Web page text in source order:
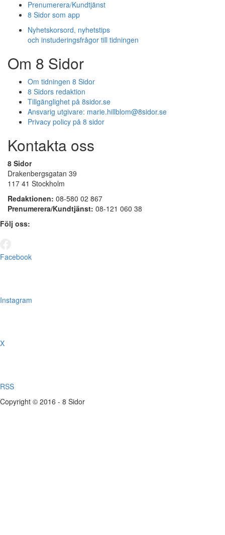
Prenumerera/Kundtjänst
8 Sidor som app
Nyhetskorsord, nyhetstips
och instuderingsfrågor till tidningen
Om 8 Sidor
Om tidningen 8 Sidor
8 Sidors redaktion
Tillgänglighet på 8sidor.se
Ansvarig utgivare: marie.hillblom@8sidor.se
Privacy policy på 8 sidor
Kontakta oss
8 Sidor
Drakenbergsgatan 39
117 41 Stockholm
Redaktionen: 08-580 02 867
Prenumerera/Kundtjänst: 08-121 060 38
Följ oss:
Facebook
Instagram
X
RSS
Copyright © 2016 - 8 Sidor